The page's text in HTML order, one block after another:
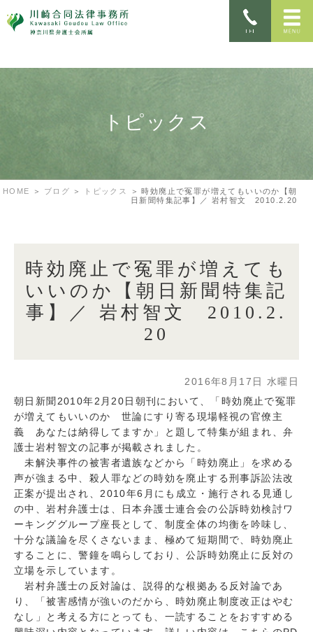
トピックス
HOME ブログ トピックス
時効廃止で冤罪が増えてもいいのか【朝
日新聞特集記事】／ 岩村智文 2010.2.20
時効廃止で冤罪が増えても
いいのか【朝日新聞特集記
事】／ 岩村智文 2010.2.
20
2016年8月17日 水曜日
朝日新聞2010年2月20日朝刊において、「時効廃止で冤罪
が増えてもいいのか 世論にすり寄る現場軽視の官僚主
義 あなたは納得してますか」と題して特集が組まれ、弁
護士岩村智文の記事が掲載されました。
未解決事件の被害者遺族などから「時効廃止」を求める
声が強まる中、殺人罪などの時効を廃止する刑事訴訟法改
正案が提出され、2010年6月にも成立・施行される見通し
の中、岩村弁護士は、日本弁護士連合会の公訴時効検討ワ
ーキンググループ座長として、制度全体の均衡を吟味し、
十分な議論を尽くさないまま、極めて短期間で、時効廃止
することに、警鐘を鳴らしており、公訴時効廃止に反対の
立場を示しています。
岩村弁護士の反対論は、説得的な根拠ある反対論であ
り、「被害感情が強いのだから、時効廃止制度改正はやむ
なし」と考える方にとっても、一読することをおすすめる